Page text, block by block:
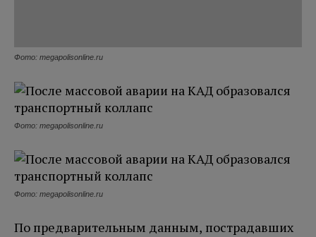
Фото: megapolisonline.ru
Фото: megapolisonline.ru
Фото: megapolisonline.ru
По предварительным данным, пострадавших